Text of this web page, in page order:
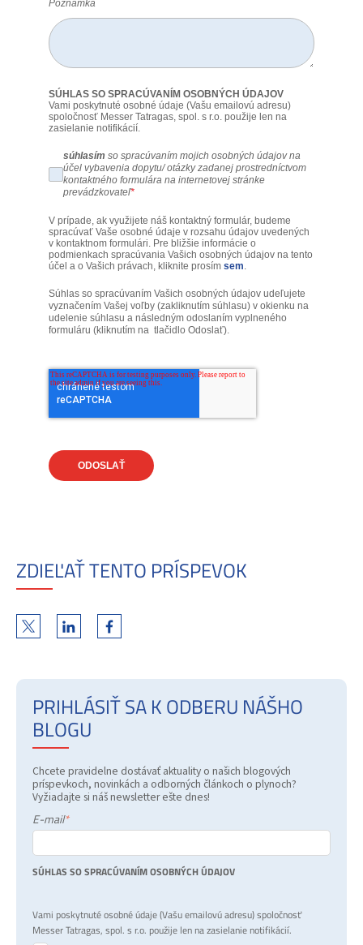
Poznámka
SÚHLAS SO SPRACÚVANÍM OSOBNÝCH ÚDAJOV
Vami poskytnuté osobné údaje (Vašu emailovú adresu)
spoločnosť Messer Tatragas, spol. s r.o. použije len na
zasielanie notifikácií.
súhlasím so spracúvaním mojich osobných údajov na
účel vybavenia dopytu/ otázky zadanej prostredníctvom
kontaktného formulára na internetovej stránke
prevádzkovateľ*
V prípade, ak využijete náš kontaktný formulár, budeme
spracúvať Vaše osobné údaje v rozsahu údajov uvedených
v kontaktnom formulári. Pre bližšie informácie o
podmienkach spracúvania Vašich osobných údajov na tento
účel a o Vašich právach, kliknite prosím sem.
Súhlas so spracúvaním Vašich osobných údajov udeľujete
vyznačením Vašej voľby (zakliknutím súhlasu) v okienku na
udelenie súhlasu a následným odoslaním vyplneného
formuláru (kliknutím na tlačidlo Odoslať).
ODOSLAŤ
ZDIEĽAŤ TENTO PRÍSPEVOK
PRIHLÁSIŤ SA K ODBERU NÁŠHO
BLOGU
Chcete pravidelne dostávať aktuality o našich blogových
príspevkoch, novinkách a odborných článkoch o plynoch?
Vyžiadajte si náš newsletter ešte dnes!
E-mail*
SÚHLAS SO SPRACÚVANÍM OSOBNÝCH ÚDAJOV
Vami poskytnuté osobné údaje (Vašu emailovú adresu) spoločnosť
Messer Tatragas, spol. s r.o. použije len na zasielanie notifikácií.